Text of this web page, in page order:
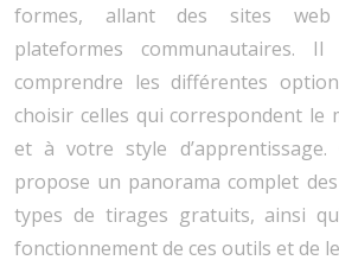
formes, allant des sites web
plateformes communautaires.
comprendre les différentes
choisir celles qui correspondent le
et à votre style d’apprentissage.
propose un panorama complet
types de tirages gratuits, ainsi
fonctionnement de ces outils et de